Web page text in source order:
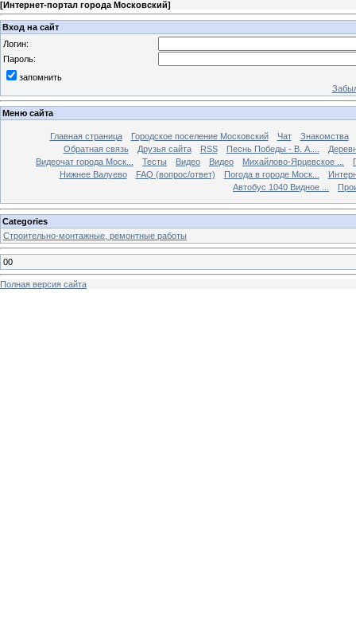
[Интернет-портал города Московский]
Вход на сайт
Логин:
Пароль:
запомнить
Меню сайта
Главная страница Городское поселение Московский Чат
Знакомства
Обратная связь
Друзья сайта RSS Песнь Победы - В. А....
Видеочат города Моск...
Тесты Видео Видео Михайлово-Ярцевское ...
Нижнее Валуево
FAQ (вопрос/ответ) Погода в городе Моск...
Автобус 1040 Видное ...
Categories
Строительно-монтажные, ремонтные работы
00
Полная версия сайта